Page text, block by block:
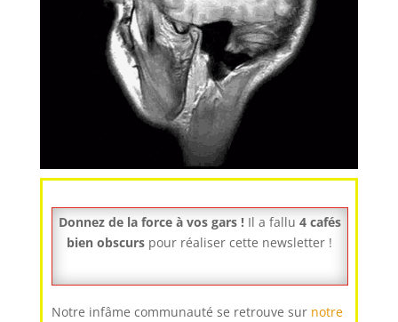
Donnez de la force à vos gars !Il a fallu 4 cafés
bien obscurs pour réaliser cette newsletter !
Notre infâme communauté se retrouve sur notre